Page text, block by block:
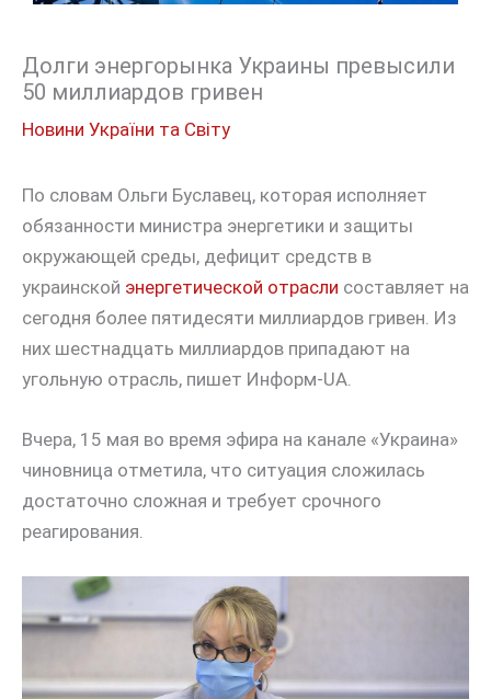
Долги энергорынка Украины превысили
50 миллиардов гривен
Новини України та Світу
По словам Ольги Буславец, которая исполняет
обязанности министра энергетики и защиты
окружающей среды, дефицит средств в
украинской энергетической отрасли составляет на
сегодня более пятидесяти миллиардов гривен. Из
них шестнадцать миллиардов припадают на
угольную отрасль, пишет Информ-UA.
Вчера, 15 мая во время эфира на канале «Украина»
чиновница отметила, что ситуация сложилась
достаточно сложная и требует срочного
реагирования.